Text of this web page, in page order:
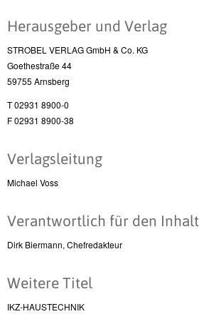
Herausgeber und Verlag
STROBEL VERLAG GmbH & Co. KG
Goethestraße 44
59755 Arnsberg
T 02931 8900-0
F 02931 8900-38
Verlagsleitung
Michael Voss
Verantwortlich für den Inhalt
Dirk Biermann, Chefredakteur
Weitere Titel
IKZ-HAUSTECHNIK